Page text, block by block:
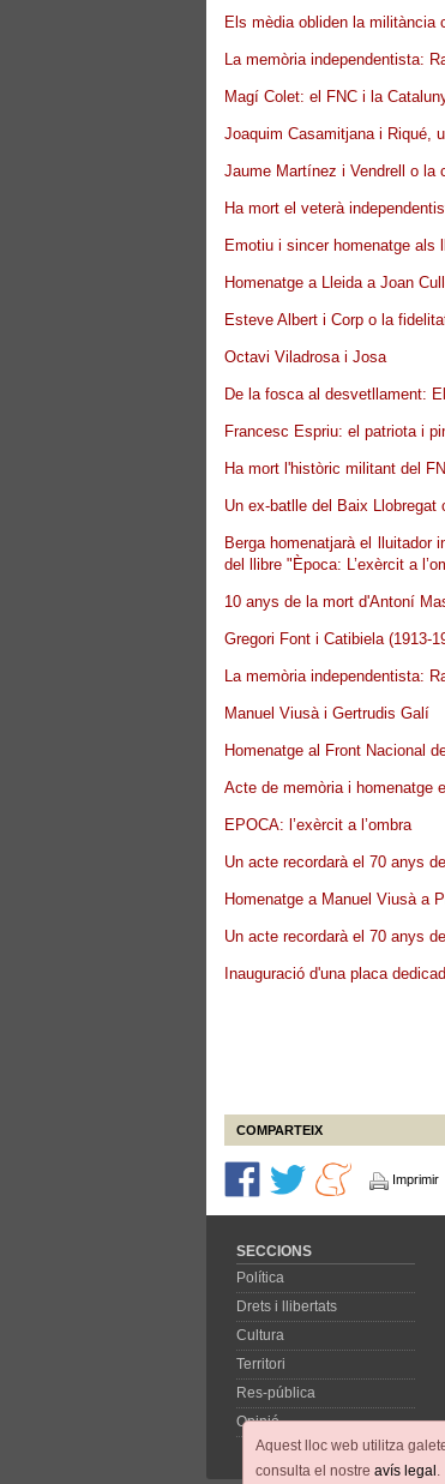
Aquest lloc web utilitza
consulta el nostre avís legal .
Els mèdia obliden la militància
La memòria independentista:
Magí Colet: el FNC i la
Joaquim Casamitjana i Riqué,
Jaume Martínez i Vendrell o la
Ha mort el veterà
Emotiu i sincer homenatge als
Homenatge a Lleida a Joan
Esteve Albert i Corp o la
Octavi Viladrosa i Josa
De la fosca al desvetllament:
Francesc Espriu: el patriota i
Ha mort l'històric militant del
Un ex-batlle del Baix Llobregat
Berga homenatjarà el lluitador
del llibre "Època: L’exèrcit a
10 anys de la mort d'Antoní
Gregori Font i Catibiela (1913-
La memòria independentista:
Manuel Viusà i Gertrudis Galí
Homenatge al Front Nacional
Acte de memòria i homenatge
EPOCA: l’exèrcit a l’ombra
Un acte recordarà el 70 anys
Homenatge a Manuel Viusà a
Un acte recordarà el 70 anys
Inauguració d'una placa
COMPARTEIX
Imprimir
SECCIONS
Política
Drets i llibertats
Cultura
Territori
Res-pública
Opinió